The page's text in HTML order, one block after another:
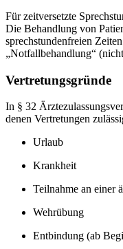
Für zeitversetzte
Die Behandlung von
sprechstundenfreien
„Notfallbehandlung“
Vertretungsgründe
In § 32
denen Vertretungen
Urlaub
Krankheit
Teilnahme an einer
Wehrübung
Entbindung (ab